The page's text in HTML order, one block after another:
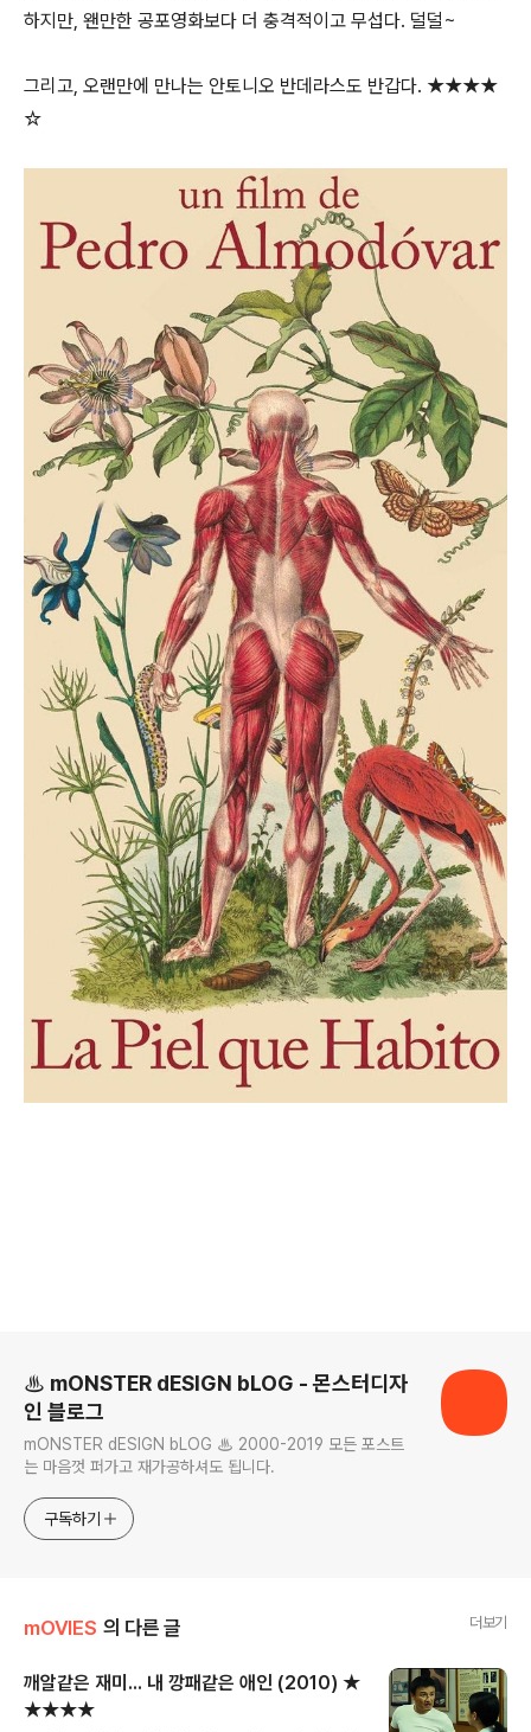
하지만, 왠만한 공포영화보다 더 충격적이고 무섭다. 덜덜~
그리고, 오랜만에 만나는 안토니오 반데라스도 반갑다. ★★★★
☆
♨ mONSTER dESIGN bLOG - 몬스터디자
인 블로그
mONSTER dESIGN bLOG ♨ 2000-2019 모든 포스트
는 마음껏 퍼가고 재가공하셔도 됩니다.
구독하기
mOVIES 의 다른 글 더보기
깨알같은 재미... 내 깡패같은 애인 (2010) ★
★★★★